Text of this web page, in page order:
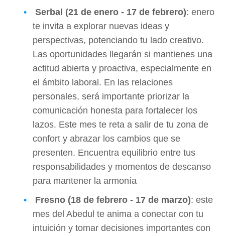
Serbal (21 de enero - 17 de febrero): enero
te invita a explorar nuevas ideas y
perspectivas, potenciando tu lado creativo.
Las oportunidades llegarán si mantienes una
actitud abierta y proactiva, especialmente en
el ámbito laboral. En las relaciones
personales, será importante priorizar la
comunicación honesta para fortalecer los
lazos. Este mes te reta a salir de tu zona de
confort y abrazar los cambios que se
presenten. Encuentra equilibrio entre tus
responsabilidades y momentos de descanso
para mantener la armonía
Fresno (18 de febrero - 17 de marzo): este
mes del Abedul te anima a conectar con tu
intuición y tomar decisiones importantes con